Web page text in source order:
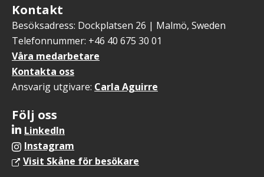
Kontakt
Besöksadress: Dockplatsen 26 | Malmö, Sweden
Telefonnummer: +46 40 675 30 01
Våra medarbetare
Kontakta oss
Ansvarig utgivare: Carla Aguirre
Följ oss
LinkedIn
Instagram
Visit Skåne för besökare